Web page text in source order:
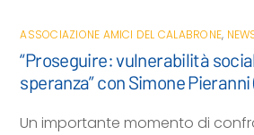
ASSOCIAZIONE AMICI DEL CALABRONE,
“Proseguire: vulnerabilità
speranza” con Simone Pieranni
Un importante momento di